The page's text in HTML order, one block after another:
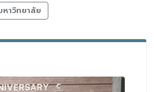
าวิทยาลัย